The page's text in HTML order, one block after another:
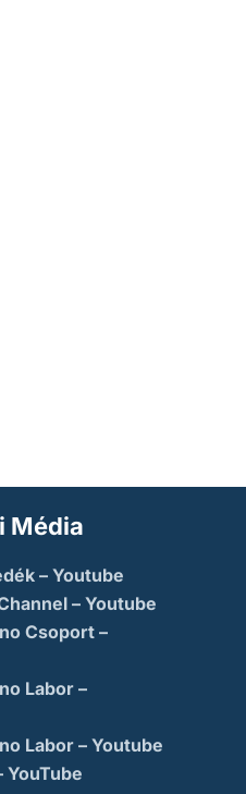
Média
– Youtube
– Youtube
Csoport –
Labor –
Labor – Youtube
YouTube